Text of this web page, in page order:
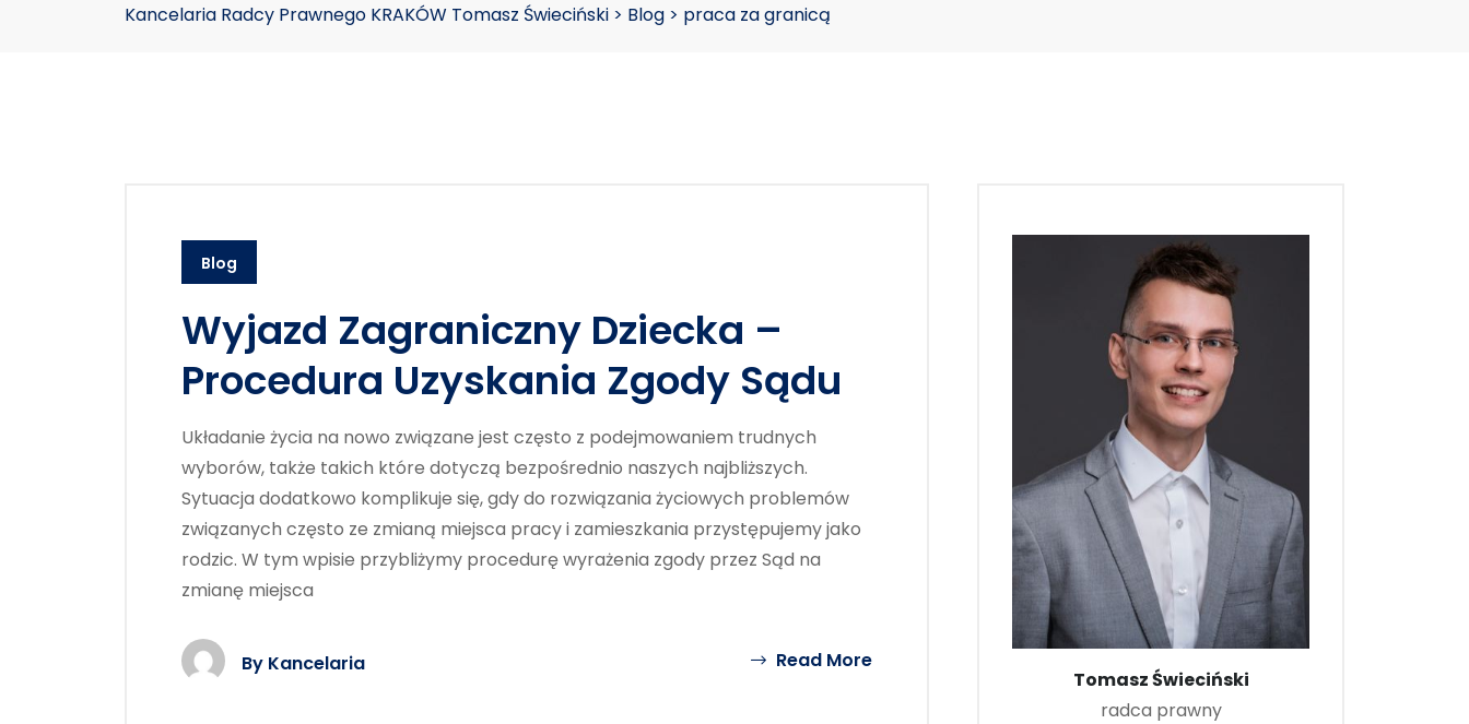
Kancelaria Radcy Prawnego KRAKÓW Tomasz Świeciński > Blog > praca za granicą
Blog
Wyjazd Zagraniczny Dziecka –
Procedura Uzyskania Zgody Sądu
Układanie życia na nowo związane jest często z podejmowaniem trudnych
wyborów, także takich które dotyczą bezpośrednio naszych najbliższych.
Sytuacja dodatkowo komplikuje się, gdy do rozwiązania życiowych problemów
związanych często ze zmianą miejsca pracy i zamieszkania przystępujemy jako
rodzic. W tym wpisie przybliżymy procedurę wyrażenia zgody przez Sąd na
zmianę miejsca
By Kancelaria Read More
Tomasz Świeciński
radca prawny